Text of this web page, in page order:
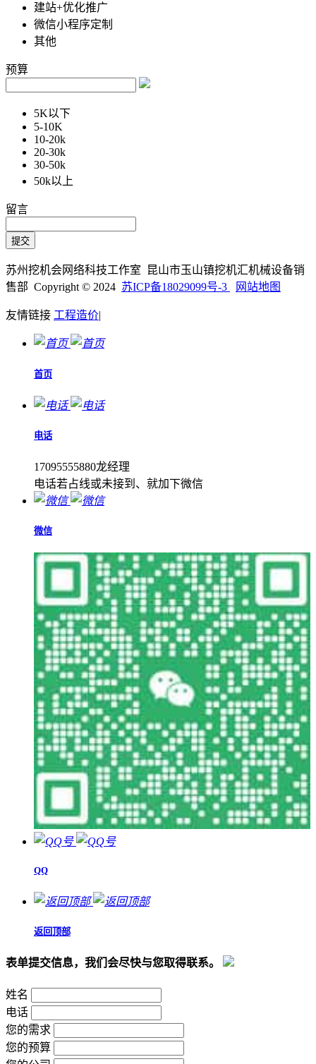
建站+优化推广
微信小程序定制
其他
预算
5K以下
5-10K
10-20k
20-30k
30-50k
50k以上
留言
苏州挖机会网络科技工作室 昆山市玉山镇挖机汇机械设备销
售部 Copyright © 2024 苏ICP备18029099号-3 网站地图
友情链接 工程造价|
首页
电话
17095555880龙经理
电话若占线或未接到、就加下微信
微信
QQ
返回顶部
表单提交信息，我们会尽快与您取得联系。
姓名
电话
您的需求
您的预算